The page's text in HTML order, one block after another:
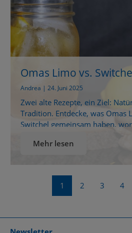
Omas Limo vs.
mit Tradition
Andrea | 24. Juni 2025
Zwei alte Rezepte, ein Ziel:
Tradition. Entdecke, was Omas
Switchel gemeinsam haben,
zubereiten kannst! Alte
Gerade im Sommer, wenn die
Mehr lesen
Seite
1 Seite
2 Seite
3 Seite
4